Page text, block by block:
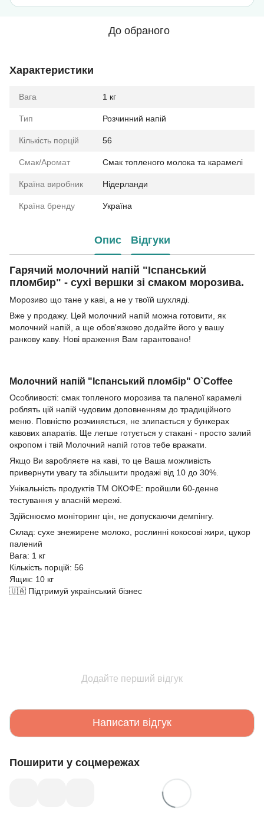
До обраного
Характеристики
Вага 1 кг
Тип Розчинний напій
Кількість порцій 56
Смак/Аромат Смак топленого молока та карамелі
Країна виробник Нідерланди
Країна бренду Україна
Опис Відгуки
Гарячий молочний напій "Іспанський
пломбир" - сухі вершки зі смаком морозива.
Морозиво що тане у каві, а не у твоїй шухляді.
Вже у продажу. Цей молочний напій можна готовити, як
молочний напій, а ще обов'язково додайте його у вашу
ранкову каву. Нові враження Вам гарантовано!
Молочний напій "Іспанський пломбір" O`Coffee
Особливості: смак топленого морозива та паленої карамелі
роблять цій напій чудовим доповненням до традиційного
меню. Повністю розчиняється, не злипається у бункерах
кавових апаратів. Ще легше готується у стакані - просто залий
окропом і твій Молочний напій готов тебе вражати.
Якщо Ви заробляєте на каві, то це Ваша можливість
привернути увагу та збільшити продажі від 10 до 30%.
Унікальність продуктів ТМ ОКОФЕ: пройшли 60-денне
тестування у власній мережі.
Здійснюємо моніторинг цін, не допускаючи демпінгу.
Склад: сухе знежирене молоко, рослинні кокосові жири, цукор
палений
Вага: 1 кг
Кількість порцій: 56
Ящик: 10 кг
🇺🇦 Підтримуй український бізнес
Додайте перший відгук
Написати відгук
Поширити у соцмережах